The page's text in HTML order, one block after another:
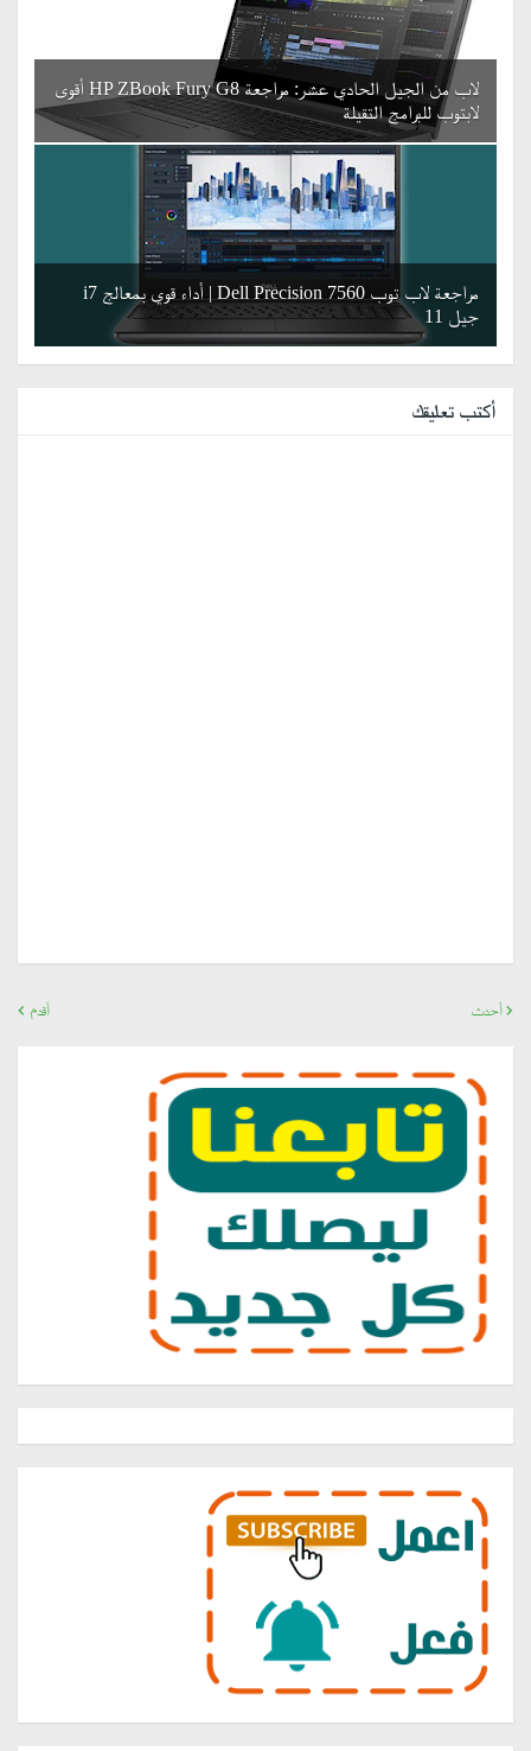
لاب من الجيل الحادي عشر: مراجعة HP ZBook Fury G8 أقوى
لابتوب للبرامج التقيلة
مراجعة لاب توب Dell Precision 7560 | أداء قوي بمعالج i7
جيل 11
أكتب تعليقك
أحدث أقدم